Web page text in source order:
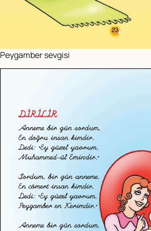
Peygamber sevgisi